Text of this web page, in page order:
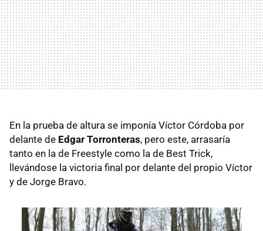
En la prueba de altura se imponía Víctor Córdoba por
delante de Edgar Torronteras, pero este, arrasaría
tanto en la de Freestyle como la de Best Trick,
llevándose la victoria final por delante del propio Víctor
y de Jorge Bravo.